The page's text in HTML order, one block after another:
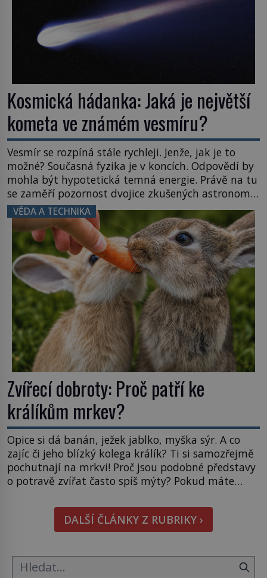
Kosmická hádanka: Jaká je největší
kometa ve známém vesmíru?
Vesmír se rozpíná stále rychleji. Jenže, jak je to
možné? Současná fyzika je v koncích. Odpovědí by
mohla být hypotetická temná energie. Právě na tu
se zaměří pozornost dvojice zkušených astronomů.
Namísto ní ale objeví něco mnohem
hmatatelnějšího. Naprosto rekordní kometu!
Astronomové Pedro Bernardinelli a Gary Bernstein
mravenčí prací zkoumají archivní snímky v rámci
Průzkumu temné energie […]
VĚDA A TECHNIKA
Zvířecí dobroty: Proč patří ke
králíkům mrkev?
Opice si dá banán, ježek jablko, myška sýr. A co
zajíc či jeho blízký kolega králík? Ti si samozřejmě
pochutnají na mrkvi! Proč jsou podobné představy
o potravě zvířat často spíš mýty? Pokud máte
i bude chutnat, ovšem měl by ji mít jen jako
občasný pamlsek. […]DALŠÍ ČLÁNKY Z RUBRIKY ›